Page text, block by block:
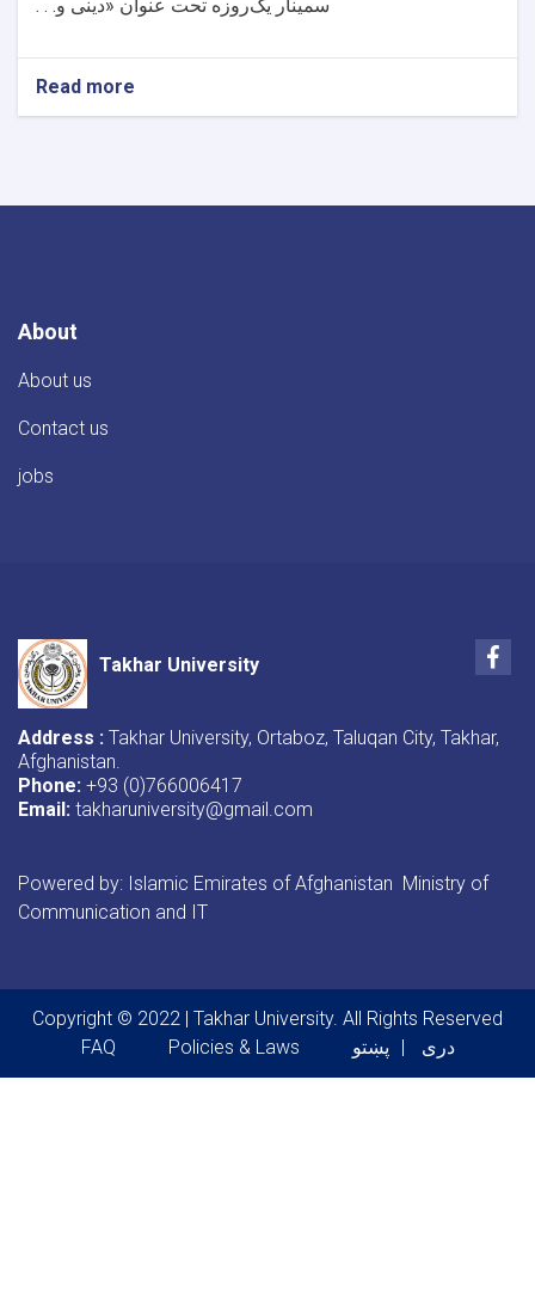
سمینار یک‌روزه تحت عنوان «دینی و. . .
Read more
سمینار
«
About
About us
Contact us
jobs
Takhar University
Address : Takhar University, Ortaboz, Taluqan City, Takhar,
Afghanistan.
Phone: +93 (0)766006417
Email: takharuniversity@gmail.com
Powered by: Islamic Emirates of Afghanistan Ministry of
Communication and IT
Copyright © 2022 | Takhar University. All Rights Reserved
Footer menu
FAQ Policies & Laws پښتو دری